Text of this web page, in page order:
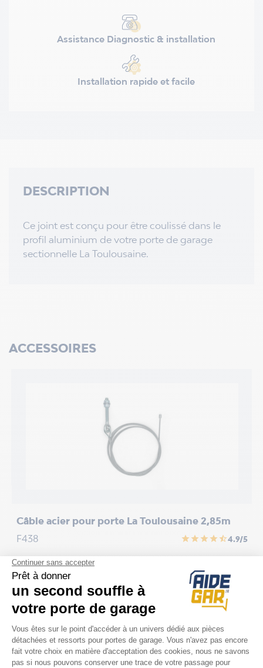
Assistance Diagnostic & installation
Installation rapide et facile
DESCRIPTION
Ce joint est conçu pour être coulissé dans le
profil aluminium de votre porte de garage
sectionnelle La Toulousaine.
ACCESSOIRES
Câble acier pour porte La Toulousaine 2,85m
F438
star star star star star_half4.9/5
Prix
39,90 €